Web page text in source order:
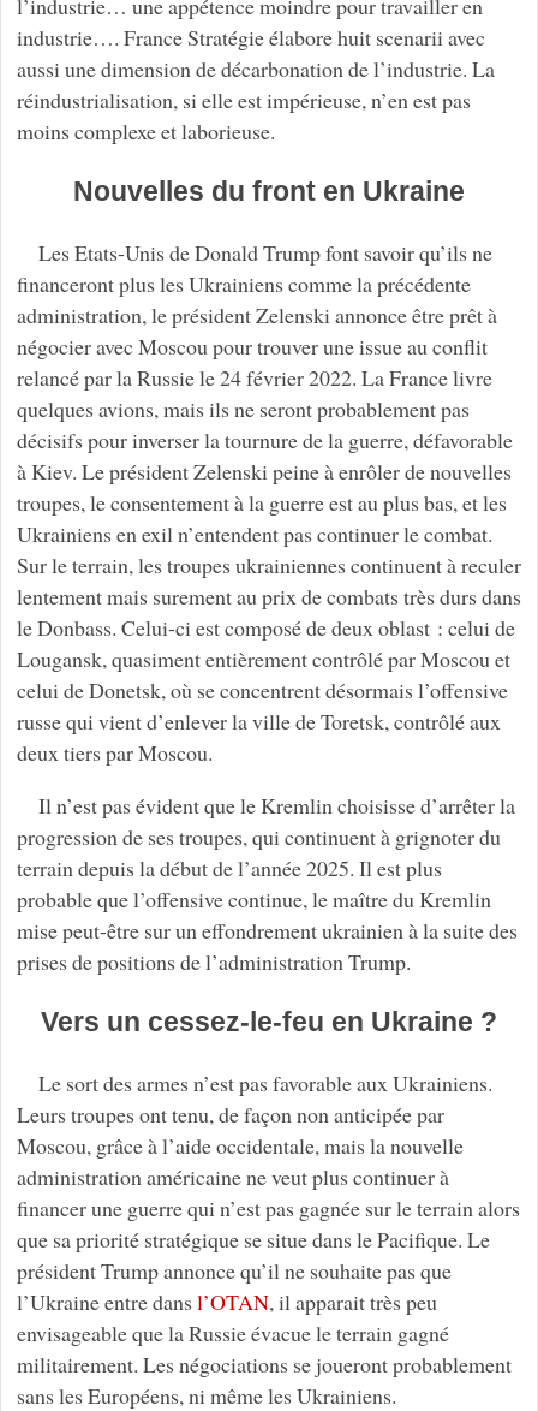
l’industrie… une appétence moindre pour travailler en
industrie…. France Stratégie élabore huit scenarii avec
aussi une dimension de décarbonation de l’industrie. La
réindustrialisation, si elle est impérieuse, n’en est pas
moins complexe et laborieuse.
Nouvelles du front en Ukraine
Les Etats-Unis de Donald Trump font savoir qu’ils ne
financeront plus les Ukrainiens comme la précédente
administration, le président Zelenski annonce être prêt à
négocier avec Moscou pour trouver une issue au conflit
relancé par la Russie le 24 février 2022. La France livre
quelques avions, mais ils ne seront probablement pas
décisifs pour inverser la tournure de la guerre, défavorable
à Kiev. Le président Zelenski peine à enrôler de nouvelles
troupes, le consentement à la guerre est au plus bas, et les
Ukrainiens en exil n’entendent pas continuer le combat.
Sur le terrain, les troupes ukrainiennes continuent à reculer
lentement mais surement au prix de combats très durs dans
le Donbass. Celui-ci est composé de deux oblast : celui de
Lougansk, quasiment entièrement contrôlé par Moscou et
celui de Donetsk, où se concentrent désormais l’offensive
russe qui vient d’enlever la ville de Toretsk, contrôlé aux
deux tiers par Moscou.
Il n’est pas évident que le Kremlin choisisse d’arrêter la
progression de ses troupes, qui continuent à grignoter du
terrain depuis la début de l’année 2025. Il est plus
probable que l’offensive continue, le maître du Kremlin
mise peut-être sur un effondrement ukrainien à la suite des
prises de positions de l’administration Trump.
Vers un cessez-le-feu en Ukraine ?
Le sort des armes n’est pas favorable aux Ukrainiens.
Leurs troupes ont tenu, de façon non anticipée par
Moscou, grâce à l’aide occidentale, mais la nouvelle
administration américaine ne veut plus continuer à
financer une guerre qui n’est pas gagnée sur le terrain alors
que sa priorité stratégique se situe dans le Pacifique. Le
président Trump annonce qu’il ne souhaite pas que
l’Ukraine entre dans l’OTAN, il apparait très peu
envisageable que la Russie évacue le terrain gagné
militairement. Les négociations se joueront probablement
sans les Européens, ni même les Ukrainiens.